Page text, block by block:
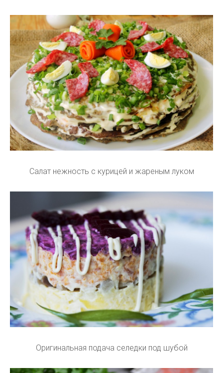
Салат нежность с курицей и жареным луком
Оригинальная подача селедки под шубой